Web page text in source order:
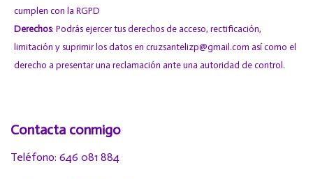
cumplen con la RGPD
Derechos: Podrás ejercer tus derechos de acceso, rectificación,
limitación y suprimir los datos en cruzsantelizp@gmail.com así como el
derecho a presentar una reclamación ante una autoridad de control.
Contacta conmigo
Teléfono: 646 081 884